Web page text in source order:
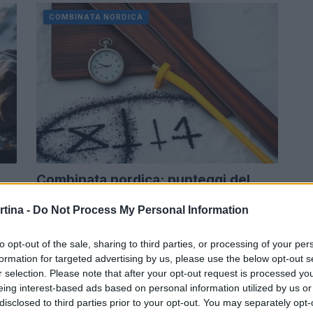
- Do Not Process My Personal Information
opt-out of the sale, sharing to third parties, or processing of your
for targeted advertising by us, please use the below opt-out
selection. Please note that after your opt-out request is processed
interest-based ads based on personal information utilized by us
to third parties prior to your opt-out. You may separately
COMBINATA NORDICA
Combinata nordica: punteggi del
Capire la combinata nordica con esempi chiari:
compensazioni e come il metodo Gundersen…
Camilla Bellini · 4 Lug 2026